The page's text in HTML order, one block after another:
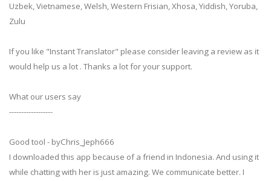
Uzbek, Vietnamese, Welsh, Western Frisian, Xhosa, Yiddish, Yoruba,
Zulu
If you like "Instant Translator" please consider leaving a review as it
would help us a lot . Thanks a lot for your support.
What our users say
------------------
Good tool - byChris_Jeph666
I downloaded this app because of a friend in Indonesia. And using it
while chatting with her is just amazing. We communicate better. I